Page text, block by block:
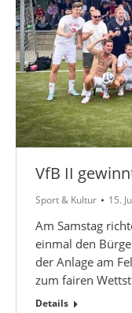
VfB II
Sport & Kultur 15.
Am Samstag
einmal den
der Anlage am
zum fairen
Details